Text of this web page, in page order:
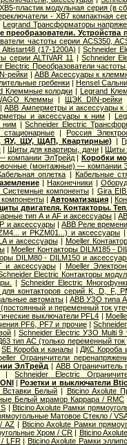
пластик модульная серия (в
- XB7 компактная
|Legrand Трансформаторы
преобразователи. Устройства
частоты серии ACS350,
Altistart48 (17-1200А) |Schneider
серии ALTIVAR 11 |Schneider
Electric Преобразователи
рейки | ABB Аксессуары к
гребенки| Hensel
Клеммные колодки | Legrand
Клеммы| ЩЭК DIN-рейки
|ABB Амперметры и аксессуары к
и аксессуары к ним |
ним |Schneider Electric
|Россия
ЯУ, ЩУ, ЩАП, Квартирные) |
| Щиты для квартиры, дачи|Щиты
компании ЭлТрейд| Коробки
(монтажные) — компании
оплетка | Кабельные
|Наконечники |
Системные компоненты| Gira
| Автоматизация|
двигателя. Контакторы.
тип A и AF и аксессуары|
и аксессуары|ABB Реле времени
и PKZM01...) и аксессуары
и аксессуары| Moeller
| Moeller Контакторы DILM185 -
DILM80 - DILM150 и
и аксессуары| Moeller
Electric Контакторы
| Schneider Electric
контакторов серий K, D, F,
автоматы |ABB УЗО типа
и переменный ток
выключатели PFL4 |
PF6, PF7 и прочие|
|Schneider Electric УЗО Multi 9
тип АС (только переменный ток
SE Короба и каналы| ДКС Короба
Ограничители
ЭлТрейд | ABB Ограничитель
|Schneider Electric
|Розетки и выключатели
Вставки Белый | Bticino Axolute
Белый мрамор Каррара / RMC
| Bticino Axolute Рамки
Матовое Стекло /
AZ| Bticino Axolute Рамки
Хром / CR | Bticino
/ LFR| Bticino Axolute Рамки